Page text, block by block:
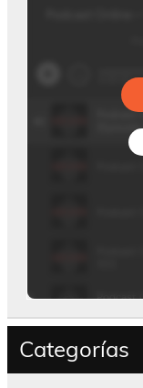
Categorías